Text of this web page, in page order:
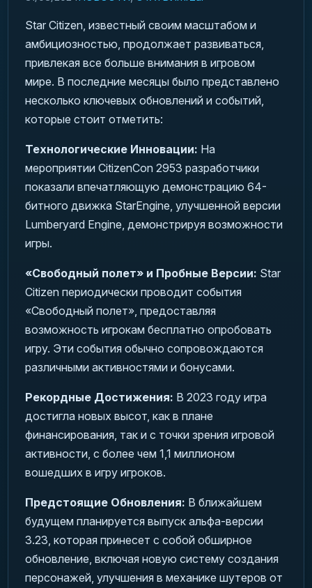
Star Citizen, известный своим масштабом и
амбициозностью, продолжает развиваться,
привлекая все больше внимания в игровом
мире. В последние месяцы было представлено
несколько ключевых обновлений и событий,
которые стоит отметить:
Технологические Инновации: На
мероприятии CitizenCon 2953 разработчики
показали впечатляющую демонстрацию 64-
битного движка StarEngine, улучшенной версии
Lumberyard Engine, демонстрируя возможности
игры.
«Свободный полет» и Пробные Версии: Star
Citizen периодически проводит события
«Свободный полет», предоставляя
возможность игрокам бесплатно опробовать
игру. Эти события обычно сопровождаются
различными активностями и бонусами.
Рекордные Достижения: В 2023 году игра
достигла новых высот, как в плане
финансирования, так и с точки зрения игровой
активности, с более чем 1,1 миллионом
вошедших в игру игроков.
Предстоящие Обновления: В ближайшем
будущем планируется выпуск альфа-версии
3.23, которая принесет с собой обширное
обновление, включая новую систему создания
персонажей, улучшения в механике шутеров от